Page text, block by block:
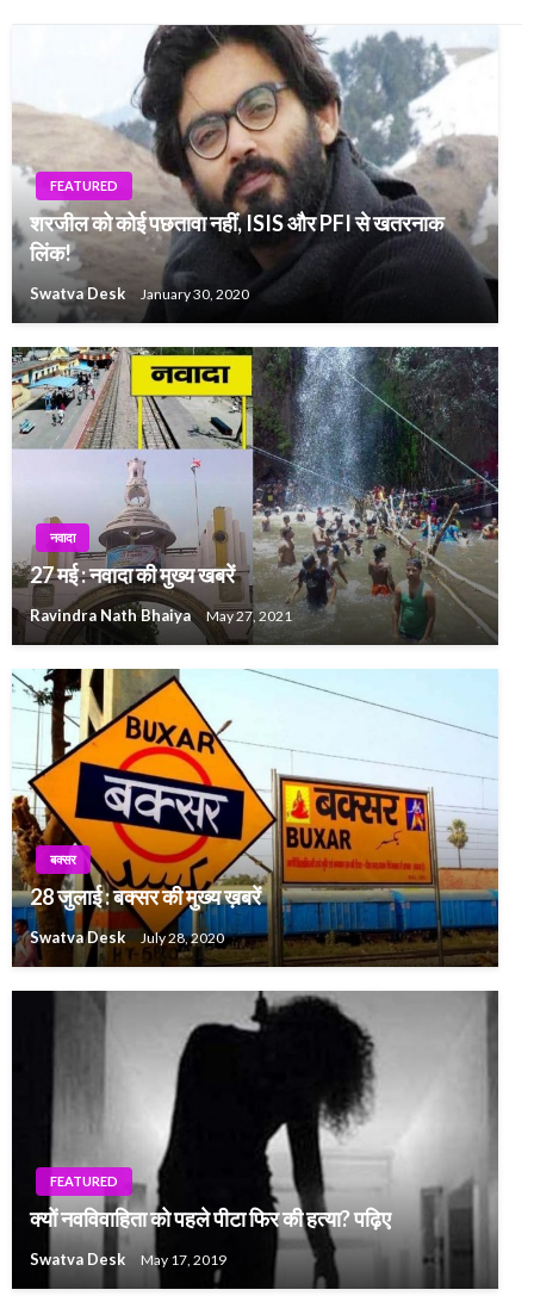
FEATURED
शरजील को कोई पछतावा नहीं, ISIS और PFI से खतरनाक
लिंक!
Swatva Desk January 30, 2020
नवादा
27 मई : नवादा की मुख्य खबरें
Ravindra Nath Bhaiya May 27, 2021
बक्सर
28 जुलाई : बक्सर की मुख्य ख़बरें
Swatva Desk July 28, 2020
FEATURED
क्यों नवविवाहिता को पहले पीटा फिर की हत्या? पढ़िए
Swatva Desk May 17, 2019